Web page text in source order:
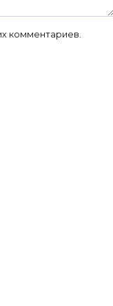
комментариев.